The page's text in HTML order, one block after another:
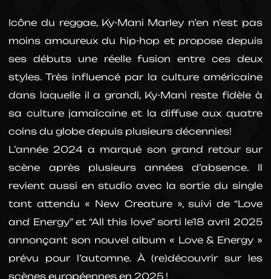
Icône du reggae, Ky-Mani Marley n’en n’est pas
moins amoureux du hip-hop et propose depuis
ses débuts une réelle fusion entre ces deux
styles. Très influencé par la culture américaine
dans laquelle il a grandi, Ky-Mani reste fidèle à
sa culture jamaïcaine et la diffuse aux quatre
coins du globe depuis plusieurs décennies!
L’année 2024 a marqué son grand retour sur
scène après plusieurs années d’absence. Il
revient aussi en studio avec la sortie du single
tant attendu « New Creature », suivi de “Love
and Energy” et “All this love” sorti le18 avril 2025
annonçant son nouvel album « Love & Energy »
prévu pour l’automne. À (re)découvrir sur les
scènes européennes en 2025 !